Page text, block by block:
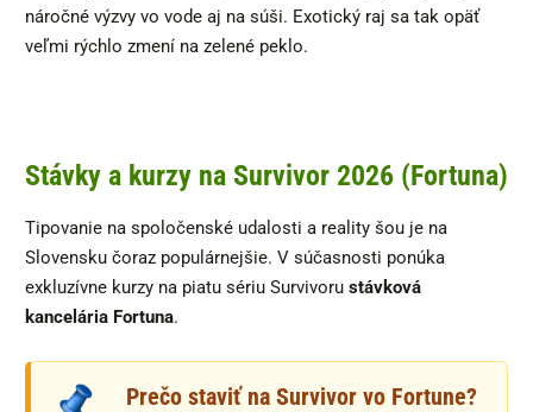
náročné výzvy vo vode aj na súši. Exotický raj sa tak opäť
veľmi rýchlo zmení na zelené peklo.
Stávky a kurzy na Survivor 2026 (Fortuna)
Tipovanie na spoločenské udalosti a reality šou je na
Slovensku čoraz populárnejšie. V súčasnosti ponúka
exkluzívne kurzy na piatu sériu Survivoru stávková
kancelária Fortuna.
Prečo staviť na Survivor vo Fortune?